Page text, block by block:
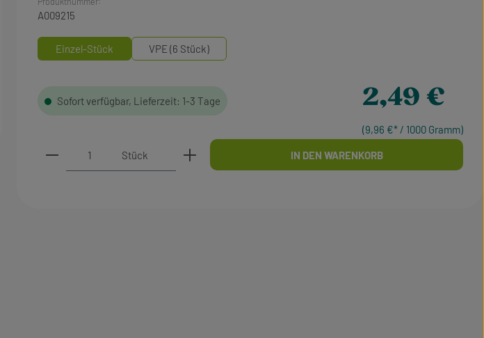
2,49 €
(9,96 €* / 1000 Gramm)
Sofort verfügbar, Lieferzeit: 1-3 Tage
Einzel-Stück VPE (6 Stück)
Produkt Anzahl: Gib den gewünschten Wert ein oder
Stück IN DEN WARENKORB
A009215